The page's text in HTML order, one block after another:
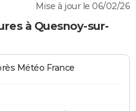
Mise à jour le 06/02/26
à Quesnoy-sur-
Météo France